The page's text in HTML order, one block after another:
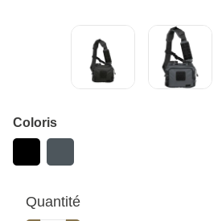
Coloris
Quantité